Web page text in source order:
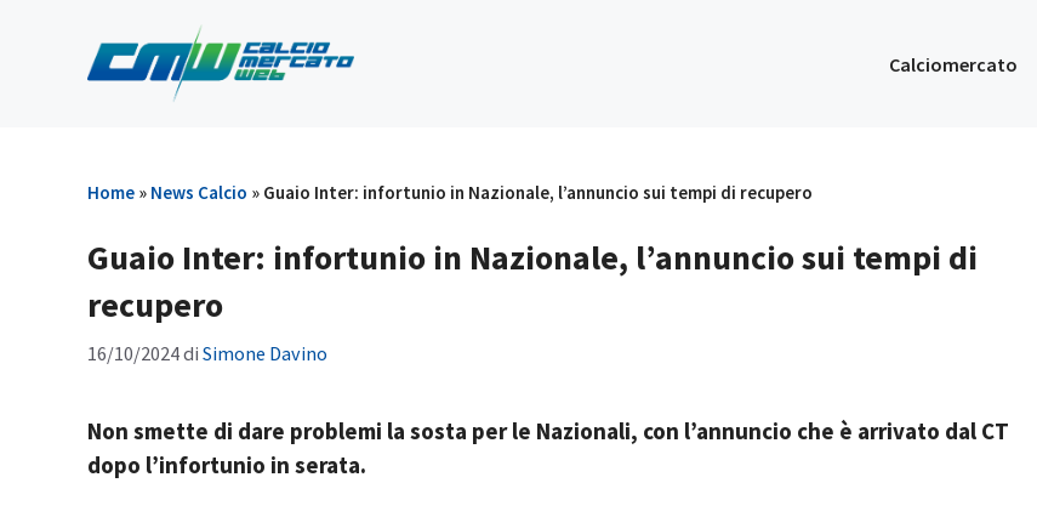
contenuto
Calciomercato
Home » News Calcio » Guaio Inter: infortunio in Nazionale, l’annuncio sui tempi di recupero
Guaio Inter: infortunio in Nazionale, l’annuncio sui tempi di
recupero
16/10/2024di Simone Davino
Non smette di dare problemi la sosta per le Nazionali, con l’annuncio che è arrivato dal CT
dopo l’infortunio in serata.